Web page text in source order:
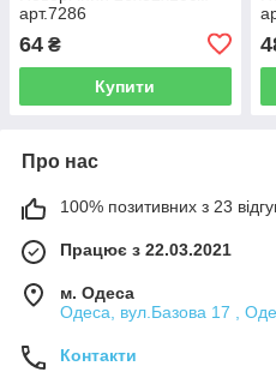
арт.7286
64 ₴
Купити
Про нас
100% позитивних з 23
Працює з 22.03.2021
м. Одеса
Одеса, вул.Базова 17 ,
Контакти